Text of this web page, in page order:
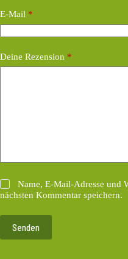
E-Mail *
Deine Rezension *
Name, E-Mail-Adresse und
nächsten Kommentar speichern.
Senden